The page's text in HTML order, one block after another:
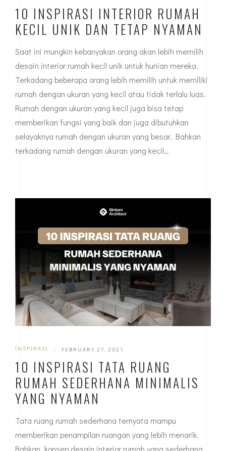
10 INSPIRASI INTERIOR RUMAH
KECIL UNIK DAN TETAP NYAMAN
Saat ini mungkin kebanyakan orang akan lebih memilih
desain interior rumah kecil unik untuk hunian mereka.
Terkadang beberapa orang lebih memilih untuk memiliki
rumah dengan ukuran yang kecil atau tidak terlalu luas.
Rumah dengan ukuran yang kecil juga bisa tetap
memberikan fungsi yang baik dan juga dibutuhkan
selayaknya rumah dengan ukuran yang besar. Bahkan
terkadang rumah dengan ukuran yang kecil…
INSPIRASI | FEBRUARY 27, 2021
10 INSPIRASI TATA RUANG
RUMAH SEDERHANA MINIMALIS
YANG NYAMAN
Tata ruang rumah sederhana ternyata mampu
memberikan penampilan ruangan yang lebih menarik.